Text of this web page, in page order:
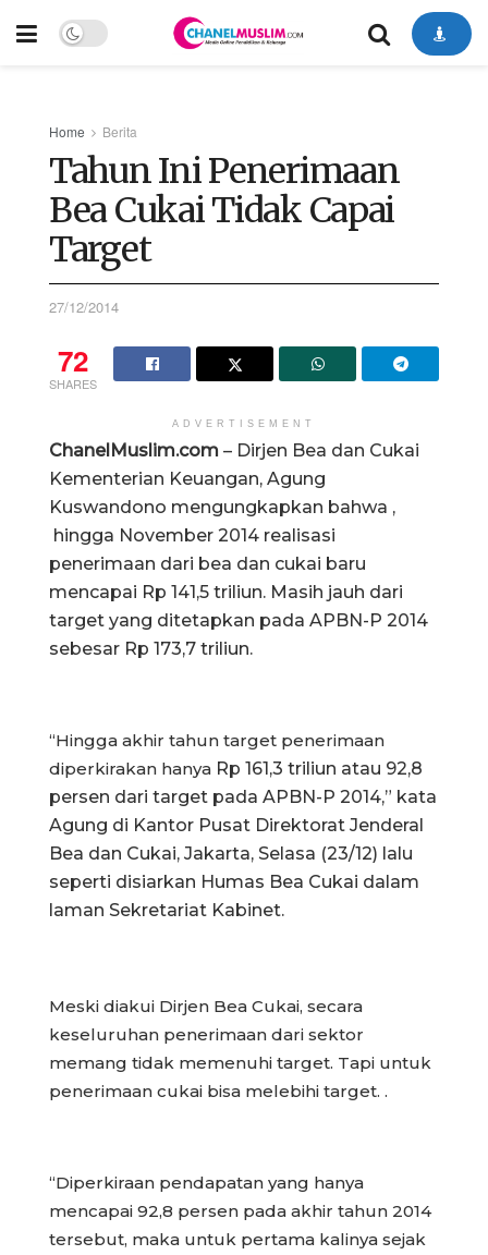
Home Berita
Tahun Ini Penerimaan
Bea Cukai Tidak Capai
Target
27/12/2014
72
SHARES
ADVERTISEMENT
ChanelMuslim.com – Dirjen Bea dan Cukai
Kementerian Keuangan, Agung
Kuswandono mengungkapkan bahwa ,
hingga November 2014 realisasi
penerimaan dari bea dan cukai baru
mencapai Rp 141,5 triliun. Masih jauh dari
target yang ditetapkan pada APBN-P 2014
sebesar Rp 173,7 triliun.
“Hingga akhir tahun target penerimaan
diperkirakan hanya Rp 161,3 triliun atau 92,8
persen dari target pada APBN-P 2014,” kata
Agung di Kantor Pusat Direktorat Jenderal
Bea dan Cukai, Jakarta, Selasa (23/12) lalu
seperti disiarkan Humas Bea Cukai dalam
laman Sekretariat Kabinet.
Meski diakui Dirjen Bea Cukai, secara
keseluruhan penerimaan dari sektor
memang tidak memenuhi target. Tapi untuk
penerimaan cukai bisa melebihi target. .
“Diperkiraan pendapatan yang hanya
mencapai 92,8 persen pada akhir tahun 2014
tersebut, maka untuk pertama kalinya sejak